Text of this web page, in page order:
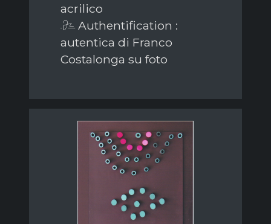
acrilico
Authentification :
autentica di Franco
Costalonga su foto